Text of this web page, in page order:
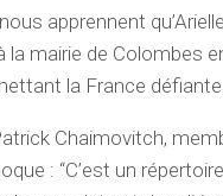
apprennent
la mairie de Colombes
la France
Chaimovitch,
: “C’est un